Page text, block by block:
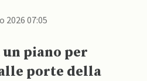
2026 07:05
piano per
porte della